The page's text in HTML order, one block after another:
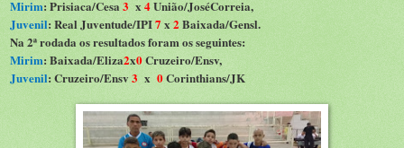
Mirim: Prisiaca/Cesa 3 x 4União/JoséCorreia,
Juvenil: Real Juventude/IPI7 x 2 Baixada/Gensl.
Na 2ª rodada os resultados foram os seguintes:
Mirim: Baixada/Eliza2x0Cruzeiro/Ensv,
Juvenil: Cruzeiro/Ensv 3 x 0Corinthians/JK